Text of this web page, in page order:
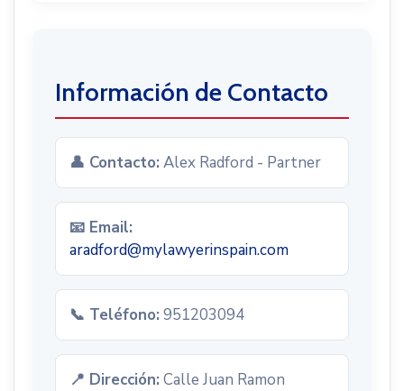
Información de Contacto
👤 Contacto: Alex Radford - Partner
📧 Email:
aradford@mylawyerinspain.com
📞 Teléfono: 951203094
📍 Dirección: Calle Juan Ramon